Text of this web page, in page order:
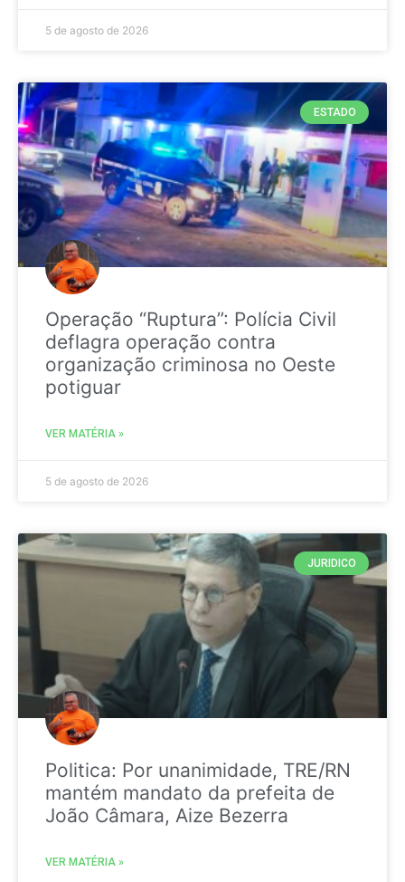
5 de agosto de 2026
ESTADO
Operação “Ruptura”: Polícia Civil
deflagra operação contra
organização criminosa no Oeste
potiguar
VER MATÉRIA »
5 de agosto de 2026
JURIDICO
Politica: Por unanimidade, TRE/RN
mantém mandato da prefeita de
João Câmara, Aize Bezerra
VER MATÉRIA »